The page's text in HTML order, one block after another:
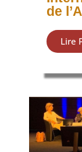
de
Lire